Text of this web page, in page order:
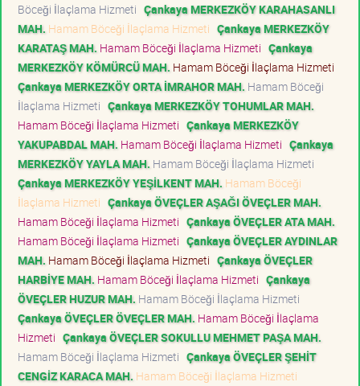
Böceği İlaçlama Hizmeti Çankaya MERKEZKÖY KARAHASANLI
MAH. Hamam Böceği İlaçlama Hizmeti Çankaya MERKEZKÖY
KARATAŞ MAH. Hamam Böceği İlaçlama Hizmeti Çankaya
MERKEZKÖY KÖMÜRCÜ MAH. Hamam Böceği İlaçlama Hizmeti
Çankaya MERKEZKÖY ORTA İMRAHOR MAH. Hamam Böceği
İlaçlama Hizmeti Çankaya MERKEZKÖY TOHUMLAR MAH.
Hamam Böceği İlaçlama Hizmeti Çankaya MERKEZKÖY
YAKUPABDAL MAH. Hamam Böceği İlaçlama Hizmeti Çankaya
MERKEZKÖY YAYLA MAH. Hamam Böceği İlaçlama Hizmeti
Çankaya MERKEZKÖY YEŞİLKENT MAH. Hamam Böceği
İlaçlama Hizmeti Çankaya ÖVEÇLER AŞAĞI ÖVEÇLER MAH.
Hamam Böceği İlaçlama Hizmeti Çankaya ÖVEÇLER ATA MAH.
Hamam Böceği İlaçlama Hizmeti Çankaya ÖVEÇLER AYDINLAR
MAH. Hamam Böceği İlaçlama Hizmeti Çankaya ÖVEÇLER
HARBİYE MAH. Hamam Böceği İlaçlama Hizmeti Çankaya
ÖVEÇLER HUZUR MAH. Hamam Böceği İlaçlama Hizmeti
Çankaya ÖVEÇLER ÖVEÇLER MAH. Hamam Böceği İlaçlama
Hizmeti Çankaya ÖVEÇLER SOKULLU MEHMET PAŞA MAH.
Hamam Böceği İlaçlama Hizmeti Çankaya ÖVEÇLER ŞEHİT
CENGİZ KARACA MAH. Hamam Böceği İlaçlama Hizmeti